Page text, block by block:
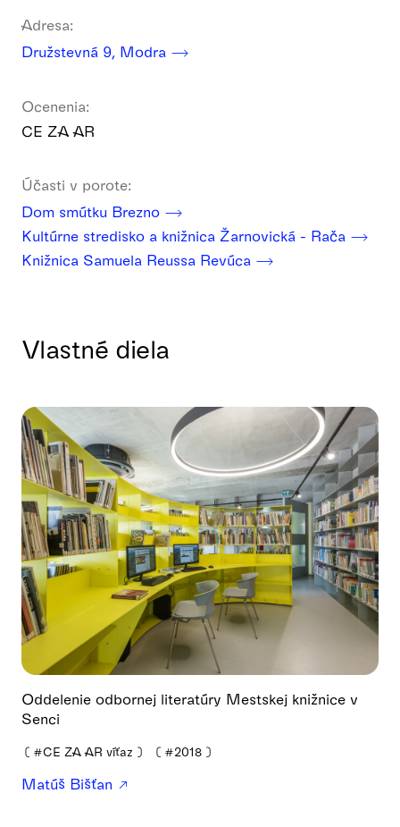
Adresa:
Družstevná 9, Modra
Ocenenia:
CE ZA AR
Účasti v porote:
Dom smútku Brezno
Kultúrne stredisko a knižnica Žarnovická - Rača
Knižnica Samuela Reussa Revúca
Vlastné diela
Oddelenie odbornej literatúry Mestskej knižnice v
Senci
❪ #CE ZA AR víťaz ❫ ❪ #2018 ❫
Matúš Bišťan